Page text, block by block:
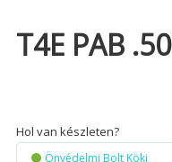
T4E PAB .50
Hol van készleten?
Önvédelmi Bolt Köki